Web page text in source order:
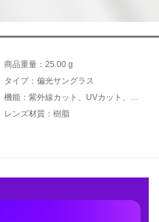
商品重量：25.00 g
タイプ：偏光サングラス
機能：紫外線カット、UVカット、UVカットカット、偏光
レンズ材質：樹脂